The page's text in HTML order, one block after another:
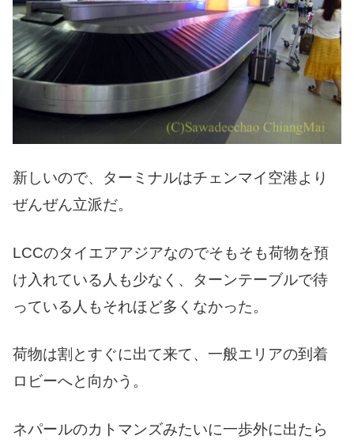
新しいので、ターミナルはチェンマイ空港より
ぜんぜん立派だ。
LCCのタイエアアジアなのでそもそも荷物を預
け入れている人も少なく、ターンテーブルで待
っている人もそれほど多くなかった。
荷物は割とすぐに出て来て、一般エリアの到着
ロビーへと向かう。
ネパールのカトマンズみたいに一歩外に出たら